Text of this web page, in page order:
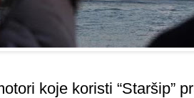
koje koristi “Staršip”